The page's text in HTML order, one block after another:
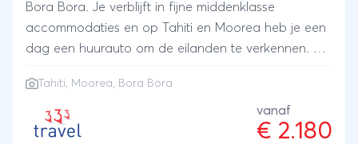
Bora Bora. Je verblijft in fijne middenklasse
accommodaties en op Tahiti en Moorea heb je een
dag een huurauto om de eilanden te verkennen. Op
strand.Tahiti, Moorea, Bora Bora
vanaf
€ 2.180